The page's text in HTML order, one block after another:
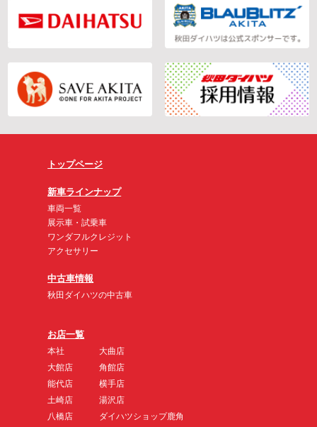
トップページ
新車ラインナップ
車両一覧
展示車・試乗車
ワンダフルクレジット
アクセサリー
中古車情報
秋田ダイハツの中古車
お店一覧
本社
大館店
能代店
土崎店
八橋店
大曲店
角館店
横手店
湯沢店
ダイハツショップ鹿角